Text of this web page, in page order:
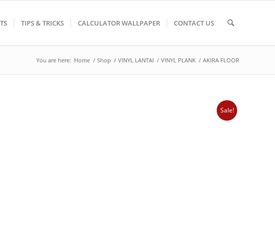
TIPS & TRICKS CALCULATOR WALLPAPER CONTACT US
You are here: Home / Shop / VINYL LANTAI / VINYL PLANK / AKIRA FLOOR
Sale!